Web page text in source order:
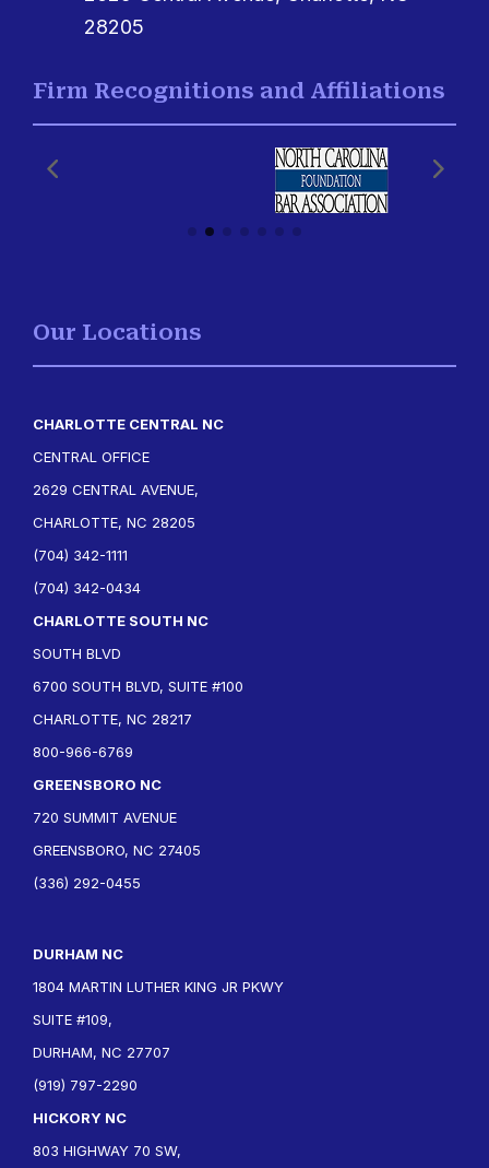
28205
Firm Recognitions and Affiliations
Our Locations
CHARLOTTE CENTRAL NC
CENTRAL OFFICE
2629 CENTRAL AVENUE,
CHARLOTTE, NC 28205
(704) 342-1111
(704) 342-0434
CHARLOTTE SOUTH NC
SOUTH BLVD
6700 SOUTH BLVD, SUITE #100
CHARLOTTE, NC 28217
800-966-6769
GREENSBORO NC
720 SUMMIT AVENUE
GREENSBORO, NC 27405
(336) 292-0455
DURHAM NC
1804 MARTIN LUTHER KING JR PKWY
SUITE #109,
DURHAM, NC 27707
(919) 797-2290
HICKORY NC
803 HIGHWAY 70 SW,